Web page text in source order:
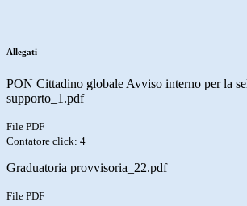
Allegati
PON Cittadino globale Avviso interno per la
supporto_1.pdf
File PDF
Contatore click: 4
Graduatoria provvisoria_22.pdf
File PDF